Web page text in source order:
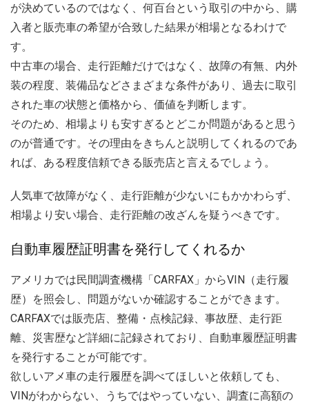
が決めているのではなく、何百台という取引の中から、購
入者と販売車の希望が合致した結果が相場となるわけで
す。
中古車の場合、走行距離だけではなく、故障の有無、内外
装の程度、装備品などさまざまな条件があり、過去に取引
された車の状態と価格から、価値を判断します。
そのため、相場よりも安すぎるとどこか問題があると思う
のが普通です。その理由をきちんと説明してくれるのであ
れば、ある程度信頼できる販売店と言えるでしょう。
人気車で故障がなく、走行距離が少ないにもかかわらず、
相場より安い場合、走行距離の改ざんを疑うべきです。
自動車履歴証明書を発行してくれるか
アメリカでは民間調査機構「CARFAX」からVIN（走行履
歴）を照会し、問題がないか確認することができます。
CARFAXでは販売店、整備・点検記録、事故歴、走行距
離、災害歴など詳細に記録されており、自動車履歴証明書
を発行することが可能です。
欲しいアメ車の走行履歴を調べてほしいと依頼しても、
VINがわからない、うちではやっていない、調査に高額の